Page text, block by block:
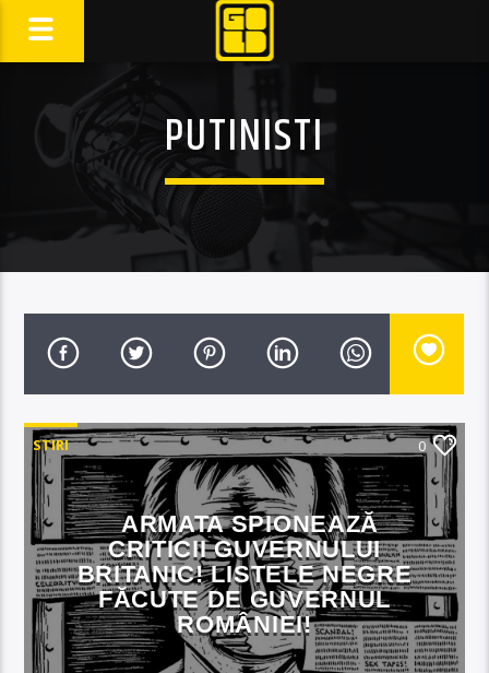
PUTINISTI
STIRI 0
ARMATA SPIONEAZĂ
CRITICII GUVERNULUI
BRITANIC! LISTELE NEGRE
FĂCUTE DE GUVERNUL
ROMÂNIEI!